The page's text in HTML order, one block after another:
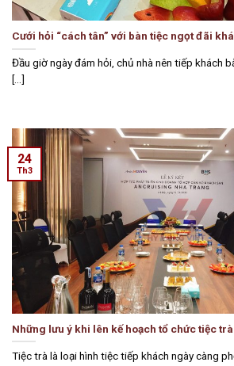
Cưới hỏi “cách tân” với bàn tiệc ngọt đãi
Đầu giờ ngày đám hỏi, chủ nhà nên tiếp khách
[...]
Những lưu ý khi lên kế hoạch tổ chức tiệc
Tiệc trà là loại hình tiệc tiếp khách ngày càng
24
Th3